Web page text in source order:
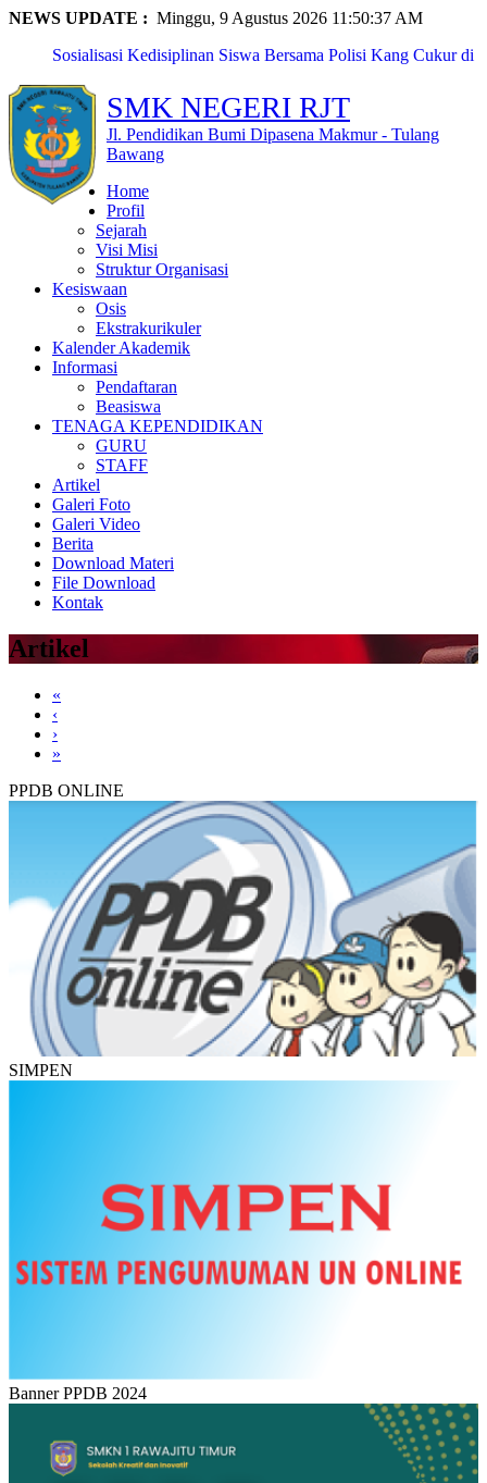
NEWS UPDATE :
Sosialisasi Kedisiplinan Siswa Bersama Polisi Kang Cukur di
SMKN Rawajitu Timur Laksanakan Kegiatan Classmeet dan
Lomba ...
SMKN Rawajitu Timur Peringati Hari Guru Nasional dengan
Upac...
Eka Nur Maya Sari, Siswi SMKN Rawajitu Timur, Raih
Pengharga...
Naila Anzalika Azzahra, Siswi SMKN Rawajitu Timur, Raih
Pres...
SMKN Rawajitu Timur Borong Prestasi Gemilang di Pentas
PAI T...
SMKN Rawajitu Timur Peringati Maulid Nabi: Teladani
Akhlak N...
Kunjungan Pembinaan PTK oleh Pendamping Satuan
Pendidikan Pr...
Fitria Kusuma Agustin, Siswi SMKN Rawajitu Timur,
Terpilih s...
PERKEMAHAN PRAMUKA LANJUTAN MPLS SMKN
RAWAJITU TIMUR TAHUN 2...
Minggu, 9 Agustus 2026 11:50:38 AM
SMK NEGERI RJT
Jl. Pendidikan Bumi Dipasena Makmur - Tulang
Bawang
Home
Profil
Sejarah
Visi Misi
Struktur Organisasi
Kesiswaan
Osis
Ekstrakurikuler
Kalender Akademik
Informasi
Pendaftaran
Beasiswa
TENAGA KEPENDIDIKAN
GURU
STAFF
Artikel
Galeri Foto
Galeri Video
Berita
Download Materi
File Download
Kontak
Artikel
«
‹
›
»
PPDB ONLINE
SIMPEN
Banner PPDB 2024